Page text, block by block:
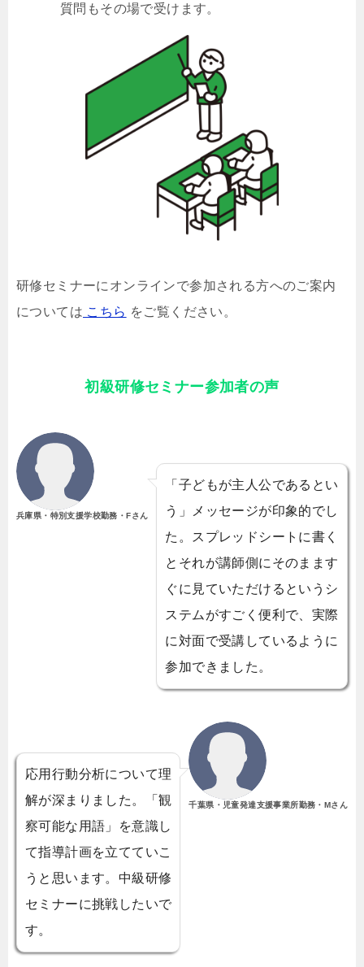
質問もその場で受けます。
研修セミナーにオンラインで参加される方へのご案内
については こちら をご覧ください。
初級研修セミナー参加者の声
兵庫県・特別支援学校勤務・Fさん
「子どもが主人公であるとい
う」メッセージが印象的でし
た。スプレッドシートに書く
とそれが講師側にそのまます
ぐに見ていただけるというシ
ステムがすごく便利で、実際
に対面で受講しているように
参加できました。
応用行動分析について理
解が深まりました。「観
察可能な用語」を意識し
て指導計画を立てていこ
うと思います。中級研修
セミナーに挑戦したいで
す。
千葉県・児童発達支援事業所勤務・Mさん